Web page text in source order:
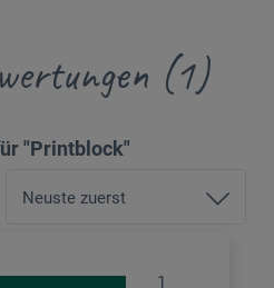
(1)
"Printblock"
1